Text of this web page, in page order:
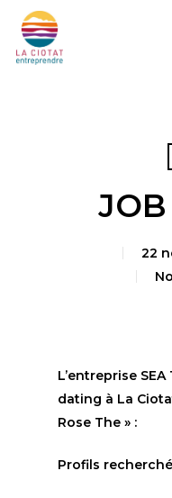
main
22
L’entreprise
dating à La
Rose The » :
Profils